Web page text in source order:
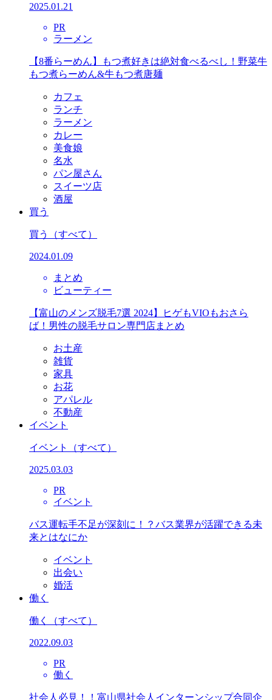
2025.01.21
PR
ラーメン
【8番らーめん】もつ煮好きは絶対食べるべし！野菜牛
もつ煮らーめん&牛もつ煮唐麺
カフェ
ランチ
ラーメン
カレー
美食娘
名水
パン屋さん
スイーツ店
酒屋
買う
買う （すべて）
2024.01.09
まとめ
ビューティー
【富山のメンズ脱毛7選 2024】ヒゲもVIOもおさら
ば！男性の脱毛サロン専門店まとめ
お土産
雑貨
家具
お花
アパレル
不動産
イベント
イベント （すべて）
2025.03.03
PR
イベント
バス運転手不足が深刻に！？バス業界が活躍できる未
来とはなにか
イベント
出会い
婚活
働く
働く （すべて）
2022.09.03
PR
働く
社会人必見！！富山県社会人インターンシップ合同企